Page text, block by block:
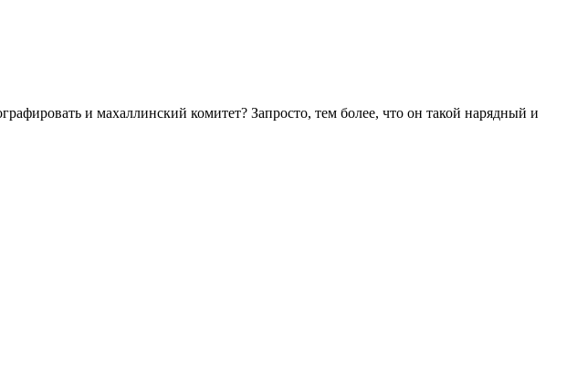
и махаллинский комитет? Запросто, тем более, что он такой нарядный и